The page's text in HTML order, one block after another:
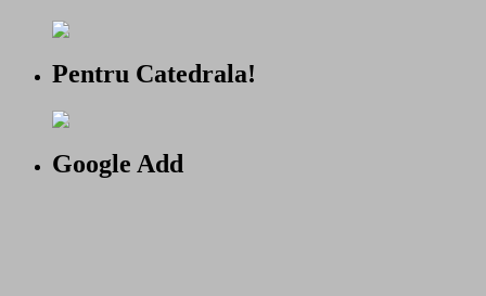
Pentru Catedrala!
Google Add